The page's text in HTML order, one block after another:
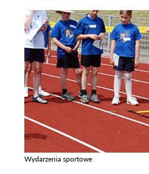
Wydarzenia sportowe